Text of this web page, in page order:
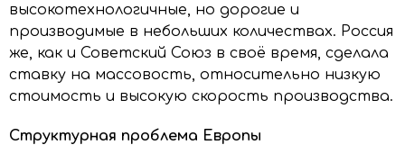
высокотехнологичные, но дорогие и
производимые в небольших количествах. Россия
же, как и Советский Союз в своё время, сделала
ставку на массовость, относительно низкую
стоимость и высокую скорость производства.
Структурная проблема Европы